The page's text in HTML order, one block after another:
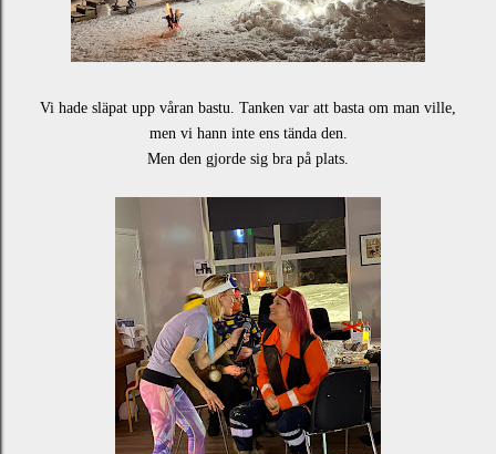
Vi hade släpat upp våran bastu. Tanken var att basta om man ville,
men vi hann inte ens tända den.
Men den gjorde sig bra på plats.